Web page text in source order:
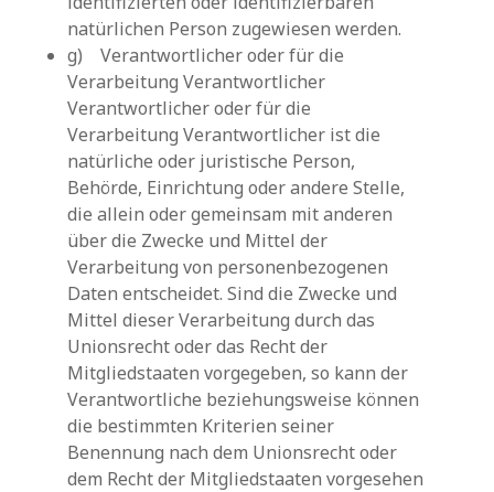
natürlichen Person zugewiesen werden.
g) Verantwortlicher oder für die
Verarbeitung Verantwortlicher
Verantwortlicher oder für die
Verarbeitung Verantwortlicher ist die
natürliche oder juristische Person,
Behörde, Einrichtung oder andere Stelle,
die allein oder gemeinsam mit anderen
über die Zwecke und Mittel der
Verarbeitung von personenbezogenen
Daten entscheidet. Sind die Zwecke und
Mittel dieser Verarbeitung durch das
Unionsrecht oder das Recht der
Mitgliedstaaten vorgegeben, so kann der
Verantwortliche beziehungsweise können
die bestimmten Kriterien seiner
Benennung nach dem Unionsrecht oder
dem Recht der Mitgliedstaaten vorgesehen